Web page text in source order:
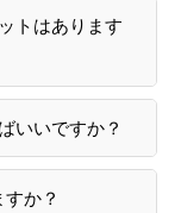
トはあります
いいですか？
か？